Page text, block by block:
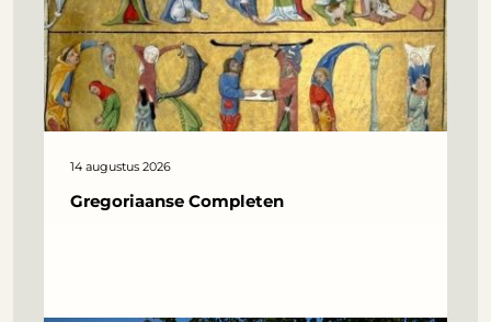
14 augustus 2026
Gregoriaanse Completen